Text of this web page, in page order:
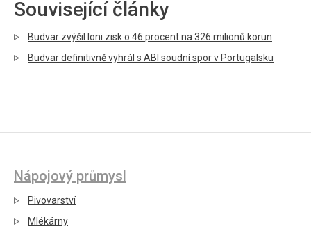
Související články
Budvar zvýšil loni zisk o 46 procent na 326 milionů korun
Budvar definitivně vyhrál s ABI soudní spor v Portugalsku
Nápojový průmysl
Pivovarství
Mlékárny